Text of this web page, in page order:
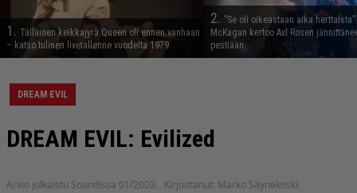
1. Tällainen keikkajyrä Queen oli ennen vanhaan
– katso tulinen livetallenne vuodelta 1979
2. ”Se oli oikeastaan aika
McKagan kertoo Axl Rosen
pestiään
DREAM EVIL
DREAM EVIL: Evilized
Arvio julkaistu Soundissa 01/2003. Kirjoittanut: Marko Säynekoski.